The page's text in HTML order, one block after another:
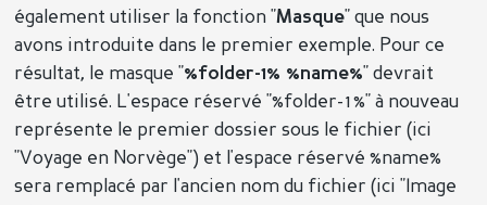
également utiliser la fonction "Masque" que nous
avons introduite dans le premier exemple. Pour ce
résultat, le masque "%folder-1% %name%" devrait
être utilisé. L'espace réservé "%folder-1%" à nouveau
représente le premier dossier sous le fichier (ici
"Voyage en Norvège") et l'espace réservé %name%
sera remplacé par l'ancien nom du fichier (ici "Image